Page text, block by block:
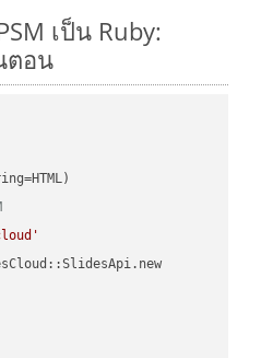
เป็น Ruby:
ตอน